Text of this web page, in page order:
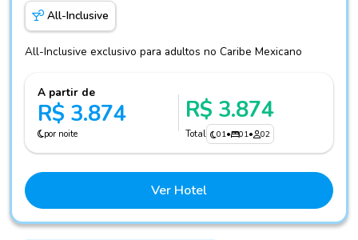
All-Inclusive
All-Inclusive exclusivo para adultos no Caribe Mexicano
A partir de
R$ 3.874
por noite
R$ 3.874
Total 01• 01• 02
Ver Hotel